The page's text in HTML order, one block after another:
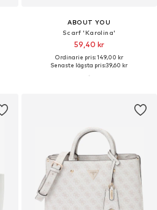
ABOUT YOU
Scarf 'Karolina'
59,40 kr
Ordinarie pris: 149,00 kr
Senaste lägsta pris:39,60 kr